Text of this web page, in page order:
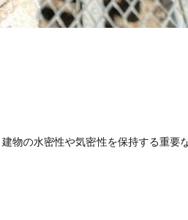
物の水密性や気密性を保持する重要